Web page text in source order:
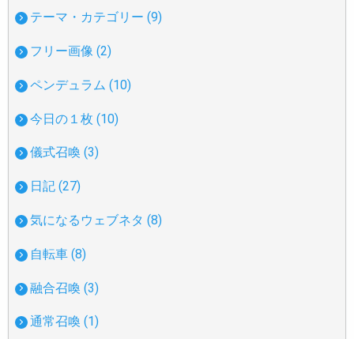
テーマ・カテゴリー (9)
フリー画像 (2)
ペンデュラム (10)
今日の１枚 (10)
儀式召喚 (3)
日記 (27)
気になるウェブネタ (8)
自転車 (8)
融合召喚 (3)
通常召喚 (1)